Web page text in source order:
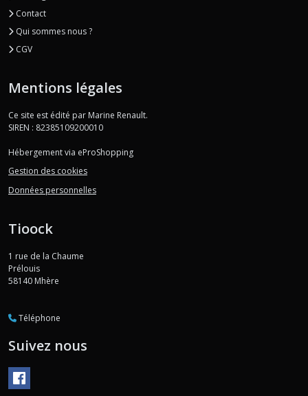
Contact
Qui sommes nous ?
CGV
Mentions légales
Ce site est édité par Marine Renault.
SIREN : 82385109200010
Hébergement via eProShopping
Gestion des cookies
Données personnelles
Tioock
1 rue de la Chaume
Prélouis
58140 Mhère
Téléphone
Suivez nous